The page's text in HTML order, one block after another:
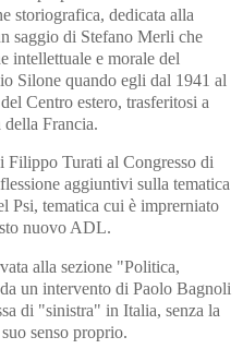
storiografica, dedicata alla
saggio di Stefano Merli che
intellettuale e morale del
Silone quando egli dal 1941 al
Centro estero, trasferitosi a
Francia.
Filippo Turati al Congresso di
aggiuntivi sulla tematica
Psi, tematica cui è imprerniato
nuovo ADL.
alla sezione "Politica,
un intervento di Paolo Bagnoli
di "sinistra" in Italia, senza la
senso proprio.